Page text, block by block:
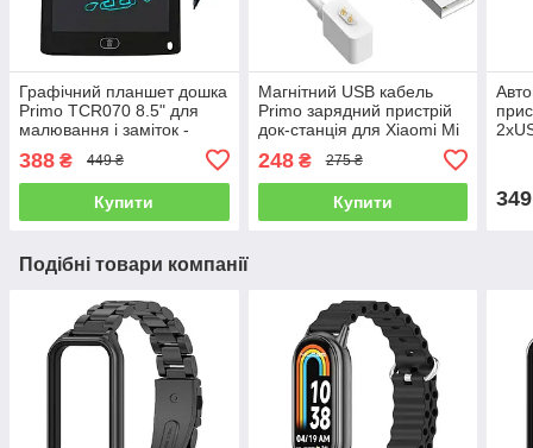
Графічний планшет дошка
Primo TCR070 8.5" для
малювання і заміток -
388 ₴ 449 ₴
Купити
Магнітний USB кабель
Primo зарядний пристрій
док-станція для Xiaomi Mi
Active - White
248₴ 275 ₴
Купити 349
Подібні товари компанії